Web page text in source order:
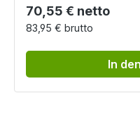
Regulärer Preis:
70,55 € netto
83,95 € brutto
In